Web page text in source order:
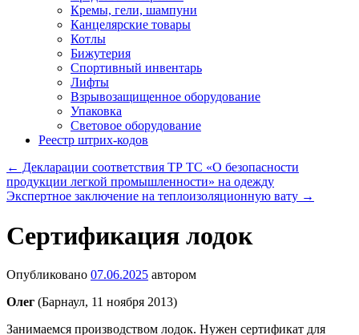
Кремы, гели, шампуни
Канцелярские товары
Котлы
Бижутерия
Спортивный инвентарь
Лифты
Взрывозащищенное оборудование
Упаковка
Световое оборудование
Реестр штрих-кодов
← Декларации соответствия ТР ТС «О безопасности
продукции легкой промышленности» на одежду
Экспертное заключение на теплоизоляционную вату →
Сертификация лодок
Опубликовано 07.06.2025 автором
Олег (Барнаул, 11 ноября 2013)
Занимаемся производством лодок. Нужен сертификат для